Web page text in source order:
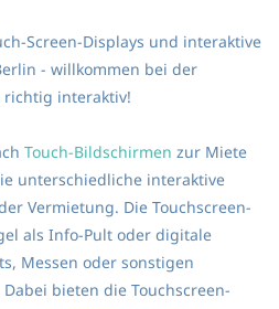
Screen-Displays und interaktive
- willkommen bei der
richtig interaktiv!
Touch-Bildschirmen zur Miete
unterschiedliche interaktive
Vermietung. Die Touchscreen-
als Info-Pult oder digitale
Messen oder sonstigen
bieten die Touchscreen-